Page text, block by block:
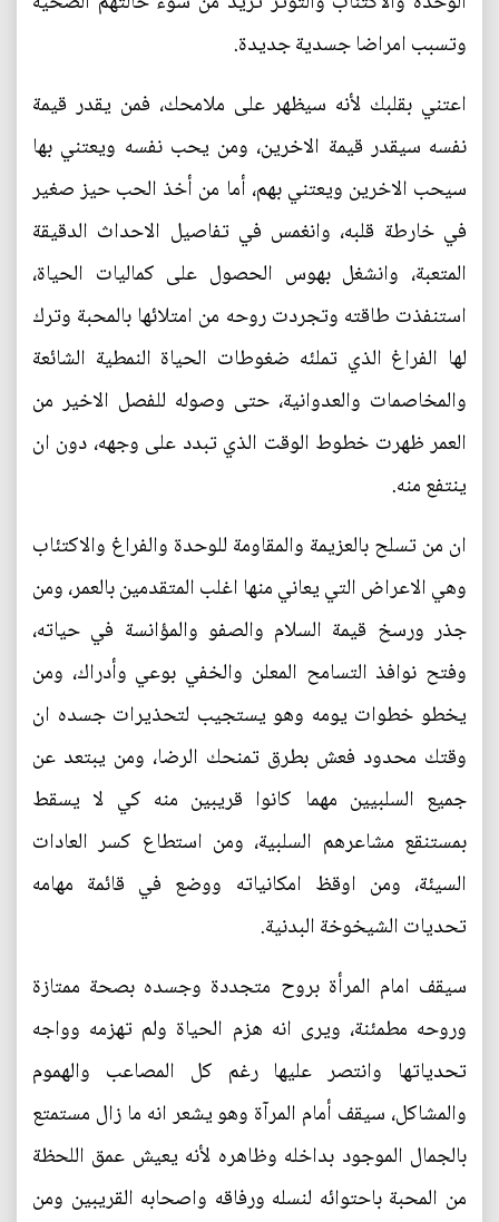
وتسبب امراضا جسدية جديدة.
اعتني بقلبك لأنه سيظهر على ملامحك، فمن يقدر قيمة
نفسه سيقدر قيمة الاخرين، ومن يحب نفسه ويعتني بها
سيحب الاخرين ويعتني بهم، أما من أخذ الحب حيز صغير
في خارطة قلبه، وانغمس في تفاصيل الاحداث الدقيقة
المتعبة، وانشغل بهوس الحصول على كماليات الحياة،
استنفذت طاقته وتجردت روحه من امتلائها بالمحبة وترك
لها الفراغ الذي تملئه ضغوطات الحياة النمطية الشائعة
والمخاصمات والعدوانية، حتى وصوله للفصل الاخير من
العمر ظهرت خطوط الوقت الذي تبدد على وجهه، دون ان
ينتفع منه.
ان من تسلح بالعزيمة والمقاومة للوحدة والفراغ والاكتئاب
وهي الاعراض التي يعاني منها اغلب المتقدمين بالعمر، ومن
جذر ورسخ قيمة السلام والصفو والمؤانسة في حياته،
وفتح نوافذ التسامح المعلن والخفي بوعي وأدراك، ومن
يخطو خطوات يومه وهو يستجيب لتحذيرات جسده ان
وقتك محدود فعش بطرق تمنحك الرضا، ومن يبتعد عن
جميع السلبيين مهما كانوا قريبين منه كي لا يسقط
بمستنقع مشاعرهم السلبية، ومن استطاع كسر العادات
السيئة، ومن اوقظ امكانياته ووضع في قائمة مهامه
تحديات الشيخوخة البدنية.
سيقف امام المرأة بروح متجددة وجسده بصحة ممتازة
وروحه مطمئنة، ويرى انه هزم الحياة ولم تهزمه وواجه
تحدياتها وانتصر عليها رغم كل المصاعب والهموم
والمشاكل، سيقف أمام المرآة وهو يشعر انه ما زال مستمتع
بالجمال الموجود بداخله وظاهره لأنه يعيش عمق اللحظة
من المحبة باحتوائه لنسله ورفاقه واصحابه القريبين ومن